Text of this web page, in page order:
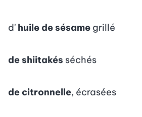
d' huile de sésame grillé
de shiitakés séchés
de citronnelle, écrasées